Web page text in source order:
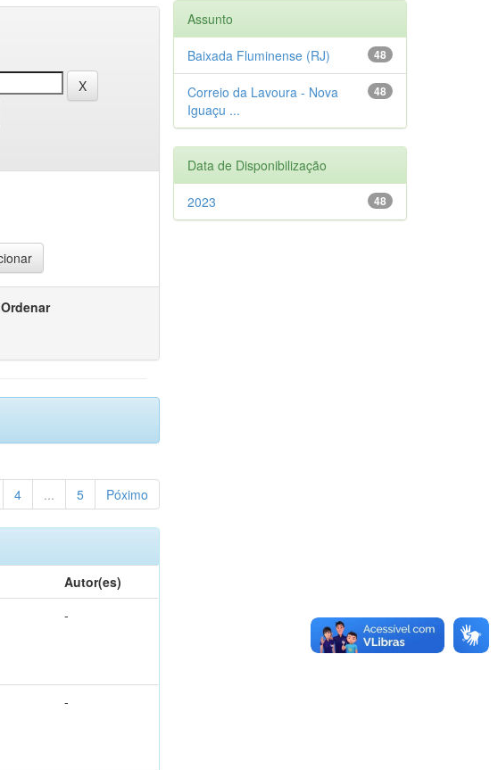
Ordenar
4 ... 5 Póximo
Autor(es)
-
-
Assunto
48
Baixada Fluminense (RJ)
48
Correio da Lavoura - Nova
Iguaçu ...
Data de Disponibilização
48
2023